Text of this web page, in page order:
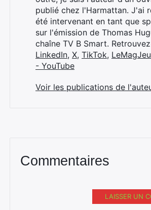
publié chez l'Harmattan. J'ai
été intervenant en tant que
sur l'émission de Thomas
chaîne TV B Smart.
LinkedIn, X, TikTok,
- YouTube
Voir les publications de
Commentaires
LAISSER UN